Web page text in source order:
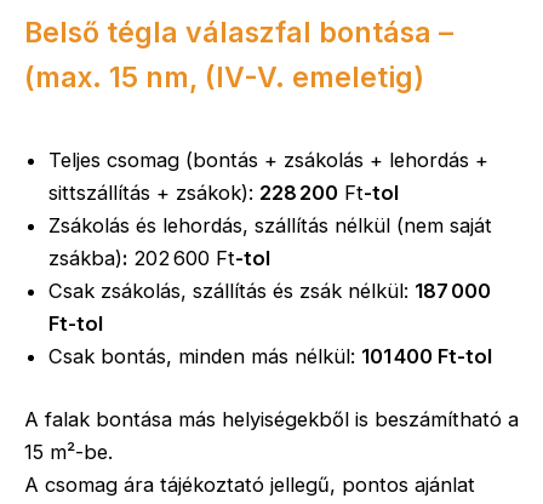
Belső tégla válaszfal bontása –
(max. 15 nm, (IV-V. emeletig)
Teljes csomag (bontás + zsákolás + lehordás +
sittszállítás + zsákok): 228 200 Ft-tol
Zsákolás és lehordás, szállítás nélkül (nem saját
zsákba): 202 600 Ft-tol
Csak zsákolás, szállítás és zsák nélkül: 187 000
Ft-tol
Csak bontás, minden más nélkül: 101 400 Ft-tol
A falak bontása más helyiségekből is beszámítható a
15 m²-be.
A csomag ára tájékoztató jellegű, pontos ajánlat